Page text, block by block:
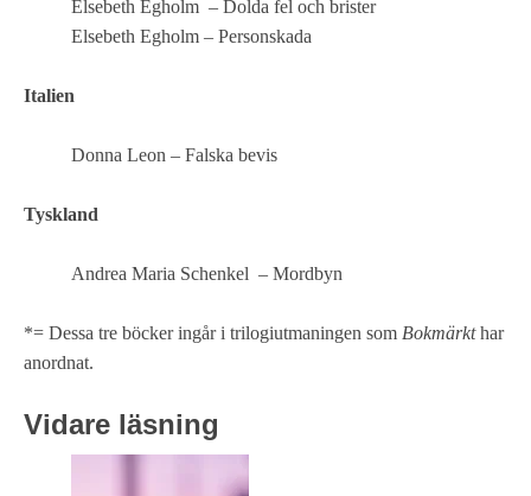
Elsebeth Egholm – Dolda fel och brister
Elsebeth Egholm – Personskada
Italien
Donna Leon – Falska bevis
Tyskland
Andrea Maria Schenkel – Mordbyn
*= Dessa tre böcker ingår i trilogiutmaningen som Bokmärkthar
anordnat.
Vidare läsning